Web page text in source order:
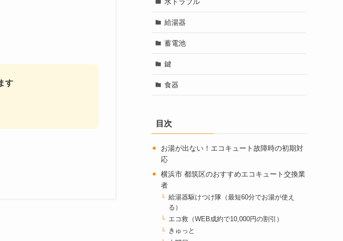
す
給湯器
蓄電池
鍵
食器
目次
お湯が出ない！エコキュート故障時の初期対
応
横浜市 都筑区のおすすめエコキュート交換業
者
給湯器駆けつけ隊（最短60分でお湯が使え
る）
エコ救（WEB成約で10,000円の割引）
きゅっと